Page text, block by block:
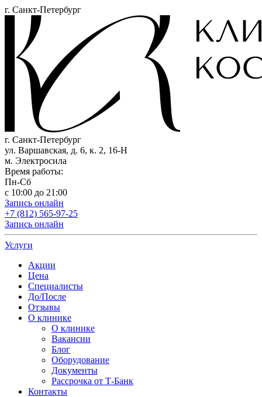
г. Санкт-Петербург
г. Санкт-Петербург
ул. Варшавская, д. 6, к. 2, 16-Н
м. Электросила
Время работы:
Пн-Сб
с 10:00 до 21:00
Запись онлайн
+7 (812) 565-97-25
Запись онлайн
Услуги
Акции
Цена
Специалисты
До/После
Отзывы
О клинике
О клинике
Вакансии
Блог
Оборудование
Документы
Рассрочка от Т-Банк
Контакты